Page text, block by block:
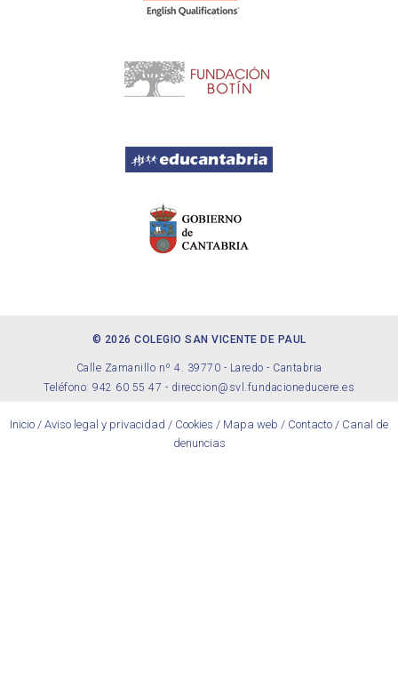
© 2026 COLEGIO SAN VICENTE DE PAUL
Calle Zamanillo nº 4. 39770 - Laredo - Cantabria
Teléfono: 942 60 55 47 - direccion@svl.fundacioneducere.es
Inicio / Aviso legal y privacidad / Cookies / Mapa web / Contacto / Canal de
denuncias